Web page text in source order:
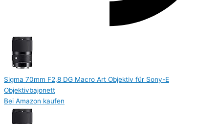
Sigma 70mm F2,8 DG Macro Art Objektiv für Sony-E
Objektivbajonett
Bei Amazon kaufen